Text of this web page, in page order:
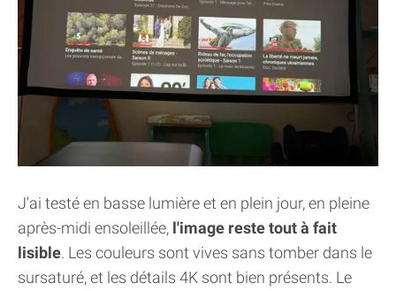
J'ai testé en basse lumière et en plein jour, en pleine
après-midi ensoleillée, l'image reste tout à fait
lisible. Les couleurs sont vives sans tomber dans le
sursaturé, et les détails 4K sont bien présents. Le